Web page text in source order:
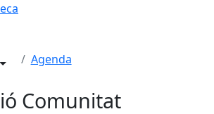
Agenda
Comunitat